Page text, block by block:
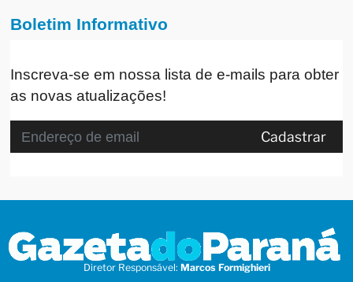
Boletim Informativo
Inscreva-se em nossa lista de e-mails para obter
as novas atualizações!
Cadastrar
Diretor Responsável: Marcos Formighieri